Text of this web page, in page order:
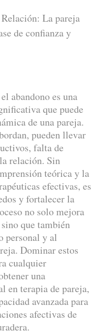
La pareja
de confianza y
abandono es una
que puede
de una pareja.
pueden llevar
falta de
relación. Sin
teórica y la
efectivas, es
y fortalecer la
no solo mejora
que también
personal y al
Dominar estos
cualquier
una
en terapia de pareja,
avanzada para
afectivas de